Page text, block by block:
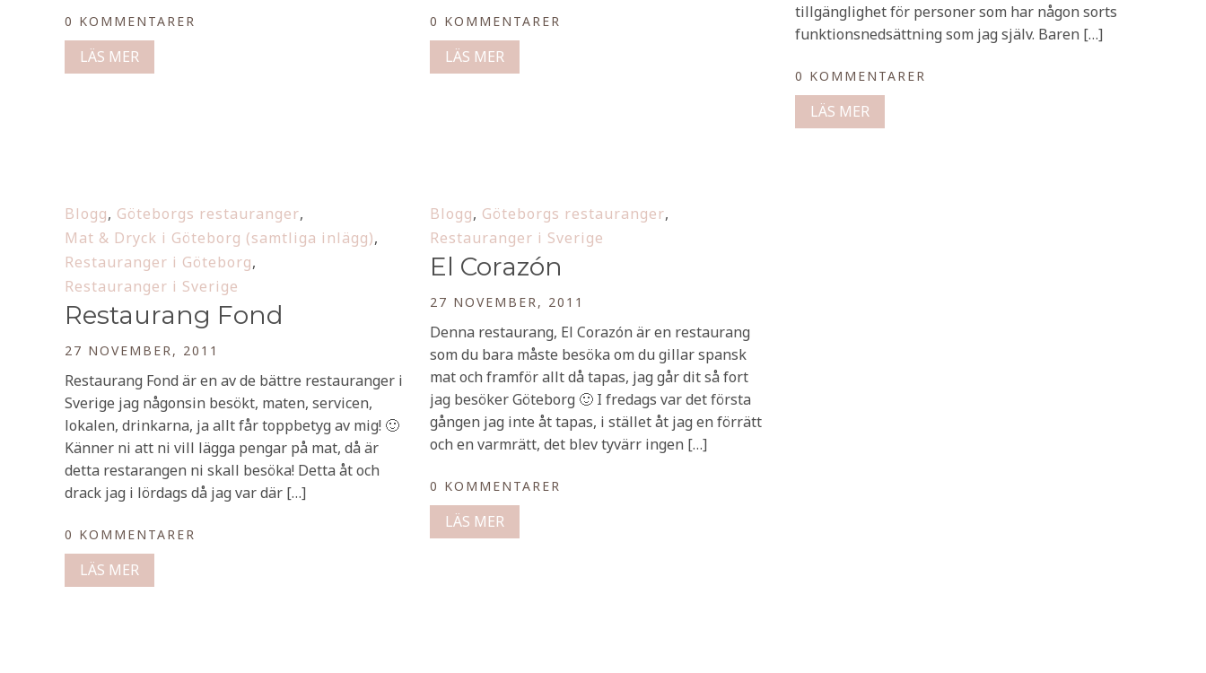
0 KOMMENTARER
LÄS MER
0 KOMMENTARER
LÄS MER
tillgänglighet för personer som har någon sorts
funktionsnedsättning som jag själv. Baren […]
0 KOMMENTARER
LÄS MER
Blogg, Göteborgs restauranger,
Mat & Dryck i Göteborg (samtliga inlägg),
Restauranger i Göteborg,
Restauranger i Sverige
Restaurang Fond
27 NOVEMBER, 2011
Restaurang Fond är en av de bättre restauranger i
Sverige jag någonsin besökt, maten, servicen,
lokalen, drinkarna, ja allt får toppbetyg av mig! 🙂
Känner ni att ni vill lägga pengar på mat, då är
detta restarangen ni skall besöka! Detta åt och
drack jag i lördags då jag var där […]
0 KOMMENTARER
LÄS MER
Blogg, Göteborgs restauranger,
Restauranger i Sverige
El Corazón
27 NOVEMBER, 2011
Denna restaurang, El Corazón är en restaurang
som du bara måste besöka om du gillar spansk
mat och framför allt då tapas, jag går dit så fort
jag besöker Göteborg 🙂 I fredags var det första
gången jag inte åt tapas, i stället åt jag en förrätt
och en varmrätt, det blev tyvärr ingen […]
0 KOMMENTARER
LÄS MER